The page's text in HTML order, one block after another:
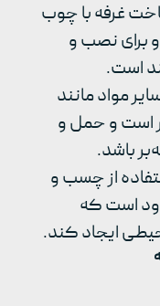
غرفه با چوب
و برای نصب و
است.
مواد مانند
است و حمل و
باشد.
از چسب و
است که
ایجاد کند.